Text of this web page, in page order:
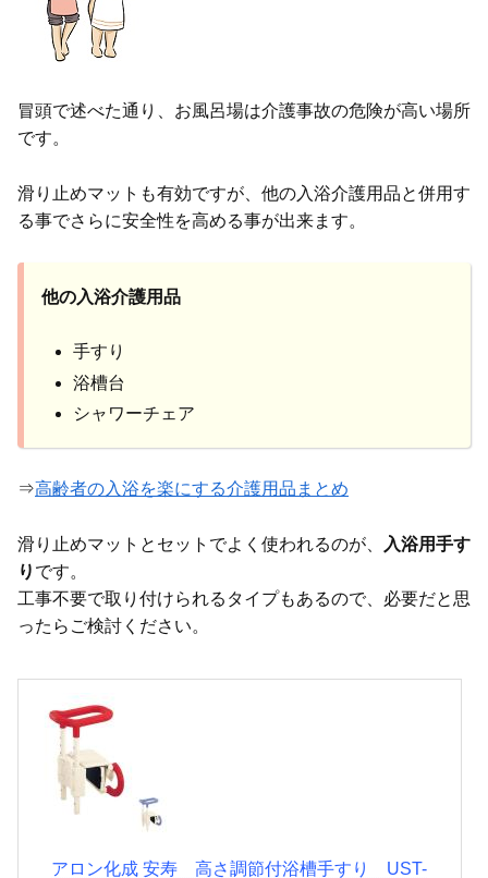
冒頭で述べた通り、お風呂場は介護事故の危険が高い場所
です。
滑り止めマットも有効ですが、他の入浴介護用品と併用す
る事でさらに安全性を高める事が出来ます。
他の入浴介護用品
手すり
浴槽台
シャワーチェア
⇒高齢者の入浴を楽にする介護用品まとめ
滑り止めマットとセットでよく使われるのが、
入浴用手す
り です。
工事不要で取り付けられるタイプもあるので、必要だと思
ったらご検討ください。
アロン化成 安寿 高さ調節付浴槽手すり UST-